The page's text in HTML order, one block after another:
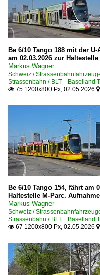
Be 6/10 Tango 188 mit der
am 02.03.2026 zur
Markus Wagner
Schweiz /
Strassenbahn / BLT Baselland
 75 1200x800 Px, 02.05.2026 
Be 6/10 Tango 154, fährt am
Haltestelle M-Parc.
Markus Wagner
Schweiz /
Strassenbahn / BLT Baselland
 67 1200x800 Px, 02.05.2026 